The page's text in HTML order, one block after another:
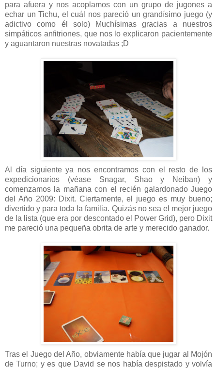
para afuera y nos acoplamos con un grupo de jugones a
echar un Tichu, el cuál nos pareció un grandísimo juego (y
adictivo como él solo) Muchísimas gracias a nuestros
simpáticos anfitriones, que nos lo explicaron pacientemente
y aguantaron nuestras novatadas ;D
Al día siguiente ya nos encontramos con el resto de los
expedicionarios (véase Snagar, Shao y Neiban) y
comenzamos la mañana con el recién galardonado Juego
del Año 2009: Dixit. Ciertamente, el juego es muy bueno;
divertido y para toda la familia. Quizás no sea el mejor juego
de la lista (que era por descontado el Power Grid), pero Dixit
me pareció una pequeña obrita de arte y merecido ganador.
Tras el Juego del Año, obviamente había que jugar al Mojón
de Turno; y es que David se nos había despistado y volvía